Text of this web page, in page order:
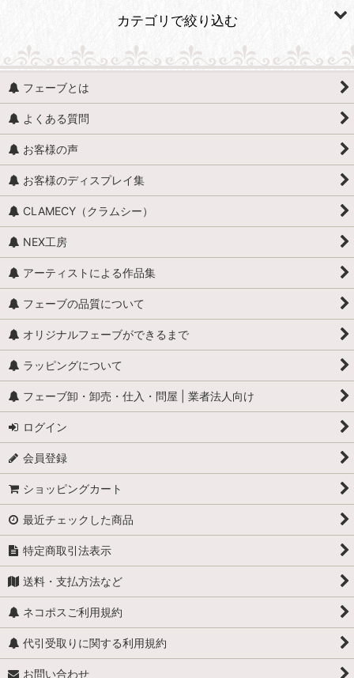
絞り込む
カテゴリで絞り込む
人形・人物 (すべての商品を表示)
人形・人物全般
アンティークドール
映画・ヒーロー
王・貴族・英雄・歴史上の人物
おやすみなさい、こども達 / くまのヌーヌー
怪物
学校
学者・発明家・詩人
カリメロ
キティ
小人
くまのプーさん
少年ブールと愛犬ビル
職業・仕事
スーパーマン
フェーブとは
よくある質問
お客様の声
お客様のディスプレイ集
CLAMECY（クラムシー）
NEX工房
アーティストによる作品集
フェーブの品質について
オリジナルフェーブができるまで
ラッピングについて
フェーブ卸・卸売・仕入・問屋 | 業者法人向け
ログイン
会員登録
ショッピングカート
最近チェックした商品
特定商取引法表示
送料・支払方法など
ネコポスご利用規約
代引受取りに関する利用規約
お問い合わせ